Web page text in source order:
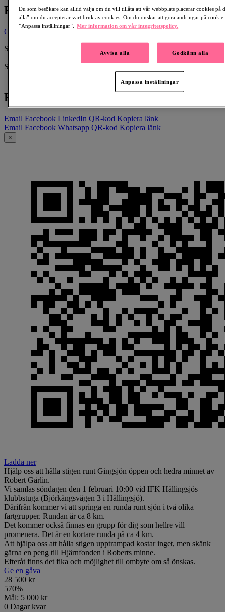
Roberts Runda
Ge en gåva
Skapad av:
Samlar in till:
Roberts Runda
Email Facebook LinkedIn QR-kod Kopiera länk
Email Facebook Whatsapp QR-kod Kopiera länk
×
Ladda ner
Hjälp oss att hålla stigen runt Gingsjön öppen och hedra minnet av
Robert Gårlin.
Vi samlas söndagen den 1 februari 10:00 vid IFK Hällingsjös
klubbstuga (Björkängsvägen 3 i Hällingsjö).
Därifrån kommer vi att springa en runda runt sjön i två olika
fartgrupper. Rundan är ca 8 km.
Det kommer också finnas en grupp för dig som hellre vill
promenera. Det är en kortare runda på ca 4 km.
Att hjälpa oss att hålla stigen upptrampad kostar inget, men skänk
gärna en peng till Hjärnfonden i Roberts minne.
Efteråt finns det fika och möjlighet till ombyte om så önskas.
Ge en gåva
28 500 kr
570%
Mål: 5 000 kr
0 Dagar kvar
Du som besökare kan alltid välja om du vill tillåta att vår webbplats placerar cookies på
alla” om du accepterar vårt bruk av cookies. Om du önskar att göra ändringar på
”Anpassa inställningar”.
Mer information om vår integritetspolicy.
Avvisa alla Godkänn alla
Anpassa inställningar